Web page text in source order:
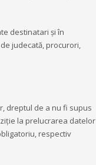
destinatari și în
judecată, procurori,
dreptul de a nu fi supus
la prelucrarea datelor
respectiv